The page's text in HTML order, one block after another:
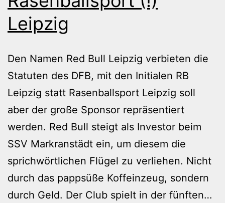
Leipzig
Den Namen Red Bull Leipzig verbieten die
Statuten des DFB, mit den Initialen RB
Leipzig statt Rasenballsport Leipzig soll
aber der große Sponsor repräsentiert
werden. Red Bull steigt als Investor beim
SSV Markranstädt ein, um diesem die
sprichwörtlichen Flügel zu verliehen. Nicht
durch das pappsüße Koffeinzeug, sondern
durch Geld. Der Club spielt in der fünften…